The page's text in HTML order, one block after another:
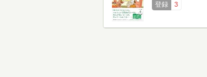
登録
3